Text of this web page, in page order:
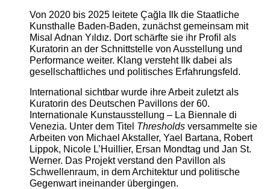
Von 2020 bis 2025 leitete Çağla Ilk die Staatliche
Kunsthalle Baden-Baden, zunächst gemeinsam mit
Misal Adnan Yıldız. Dort schärfte sie ihr Profil als
Kuratorin an der Schnittstelle von Ausstellung und
Performance weiter. Klang versteht Ilk dabei als
gesellschaftliches und politisches Erfahrungsfeld.
International sichtbar wurde ihre Arbeit zuletzt als
Kuratorin des Deutschen Pavillons der 60.
Internationale Kunstausstellung – La Biennale di
Venezia. Unter dem Titel Thresholdsversammelte sie
Arbeiten von Michael Akstaller, Yael Bartana, Robert
Lippok, Nicole L’Huillier, Ersan Mondtag und Jan St.
Werner. Das Projekt verstand den Pavillon als
Schwellenraum, in dem Architektur und politische
Gegenwart ineinander übergingen.